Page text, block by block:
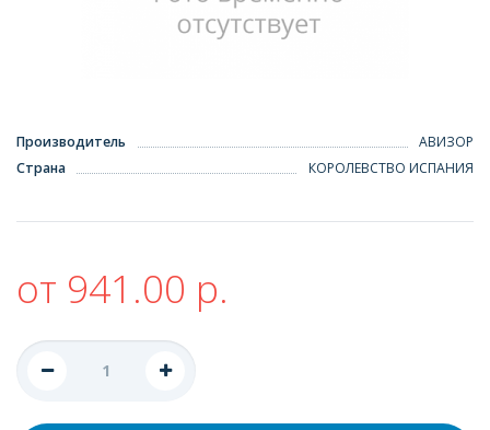
Производитель
АВИЗОР
Страна
КОРОЛЕВСТВО ИСПАНИЯ
от 941.00 р.